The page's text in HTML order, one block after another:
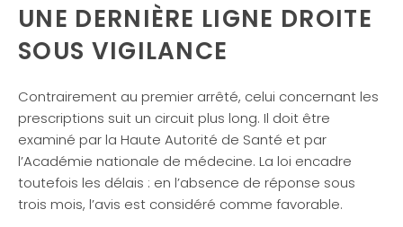
UNE DERNIÈRE LIGNE DROITE
SOUS VIGILANCE
Contrairement au premier arrêté, celui concernant les
prescriptions suit un circuit plus long. Il doit être
examiné par la Haute Autorité de Santé et par
l’Académie nationale de médecine. La loi encadre
toutefois les délais : en l’absence de réponse sous
trois mois, l’avis est considéré comme favorable.